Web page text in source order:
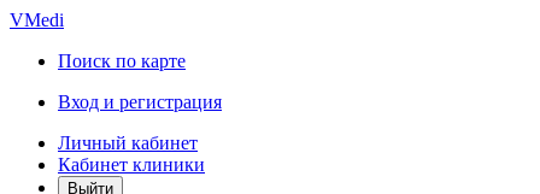
VMedi
Поиск по карте
Вход и регистрация
Личный кабинет
Кабинет клиники